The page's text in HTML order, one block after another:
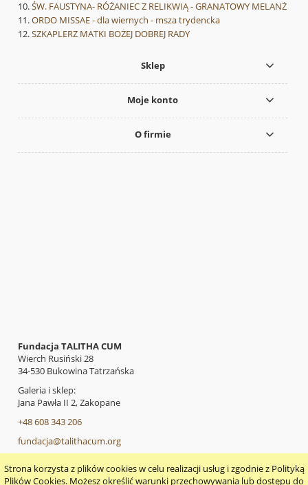
Strona korzysta z plików cookies w celu realizacji usług i zgodnie z Polityką
Plików Cookies. Możesz określić warunki przechowywania lub dostępu do
ŚW. FAUSTYNA- RÓŻANIEC Z RELIKWIĄ - GRANATOWY MELANŻ
ORDO MISSAE - dla wiernych - msza trydencka
SZKAPLERZ MATKI BOŻEJ DOBREJ RADY
Sklep
Moje konto
O firmie
Fundacja TALITHA CUM
Wierch Rusiński 28
34-530 Bukowina Tatrzańska
Galeria i sklep:
Jana Pawła II 2, Zakopane
+48 608 343 206
fundacja@talithacum.org
pokaż pełną wersję strony